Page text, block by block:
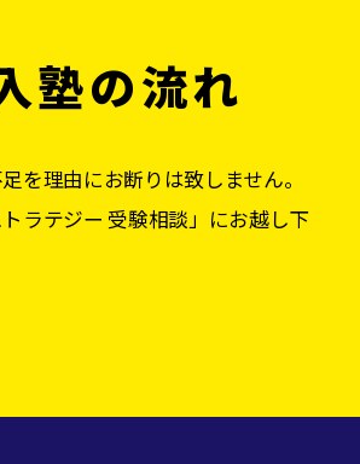
塾の流れ
を理由にお断りは致しません。
ラテジー 受験相談」にお越し下